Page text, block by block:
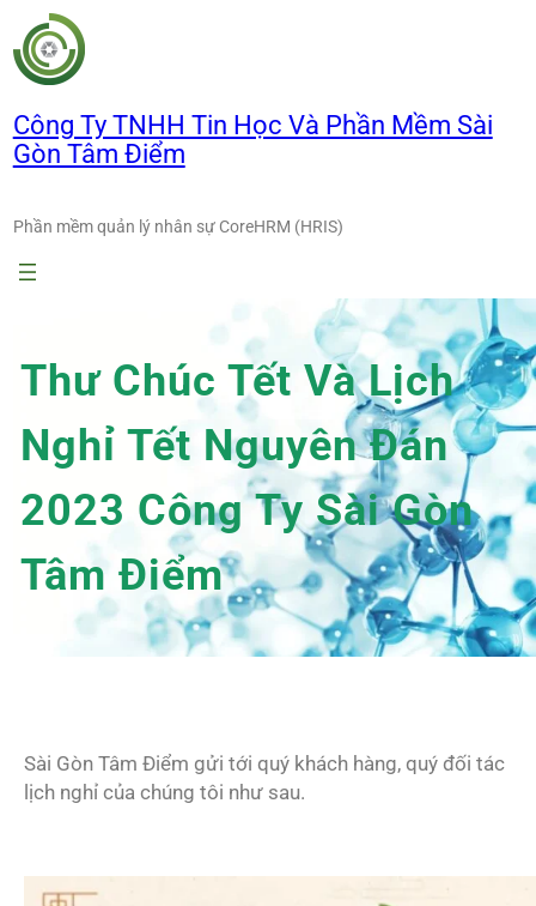
Chuyển
đến
phần
dung
Công Ty TNHH Tin Học Và Phần Mềm Sài
Gòn Tâm Điểm
Phần mềm quản lý nhân sự CoreHRM (HRIS)
Thư Chúc Tết Và Lịch
Nghỉ Tết Nguyên Đán
2023 Công Ty Sài Gòn
Tâm Điểm
Sài Gòn Tâm Điểm gửi tới quý khách hàng, quý đối tác
lịch nghỉ của chúng tôi như sau.